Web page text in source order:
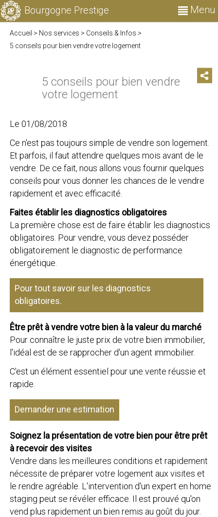
Bourgogne Prestige Menu
Accueil > Nos services > Conseils & Infos >
5 conseils pour bien vendre votre logement
5 conseils pour bien vendre
votre logement
Le 01/08/2018
Ce n'est pas toujours simple de vendre son logement.
Et parfois, il faut attendre quelques mois avant de le
vendre. De ce fait, nous allons vous fournir quelques
conseils pour vous donner les chances de le vendre
rapidement et avec efficacité.
Faites établir les diagnostics obligatoires
La première chose est de faire établir les diagnostics
obligatoires. Pour vendre, vous devez posséder
obligatoirement le diagnostic de performance
énergétique.
Pour tout savoir sur les diagnostics
obligatoires.
Être prêt à vendre votre bien à la valeur du marché
Pour connaître le juste prix de votre bien immobilier,
l'idéal est de se rapprocher d'un agent immobilier.
C'est un élément essentiel pour une vente réussie et
rapide.
Demander une estimation
Soignez la présentation de votre bien pour être prêt
à recevoir des visites
Vendre dans les meilleures conditions et rapidement
nécessite de préparer votre logement aux visites et
le rendre agréable. L'intervention d'un expert en home
staging peut se révéler efficace. Il est prouvé qu'on
vend plus rapidement un bien remis au goût du jour.